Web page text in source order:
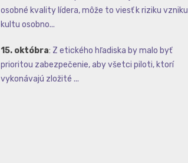
osobné kvality lídera, môže to viesť k riziku vzniku
kultu osobno...
15. októbra: Z etického hľadiska by malo byť
prioritou zabezpečenie, aby všetci piloti, ktorí
vykonávajú zložité ...